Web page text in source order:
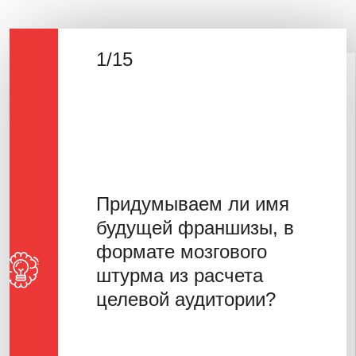
1/15
Придумываем ли имя
будущей франшизы, в
формате мозгового
штурма из расчета
целевой аудитории?
свод правил по
использованию бренда.
Его будут использовать
франчайзи при
открытии проведении